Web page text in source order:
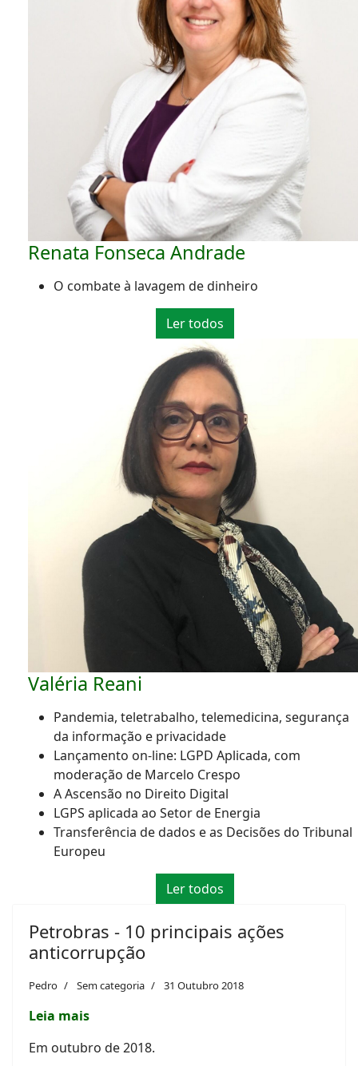
Renata Fonseca Andrade
O combate à lavagem de dinheiro
Ler todos
Valéria Reani
Pandemia, teletrabalho, telemedicina, segurança
da informação e privacidade
Lançamento on-line: LGPD Aplicada, com
moderação de Marcelo Crespo
A Ascensão no Direito Digital
LGPS aplicada ao Setor de Energia
Transferência de dados e as Decisões do Tribunal
Europeu
Ler todos
Petrobras - 10 principais ações
anticorrupção
Pedro Sem categoria 31 Outubro 2018
Leia mais
Em outubro de 2018.